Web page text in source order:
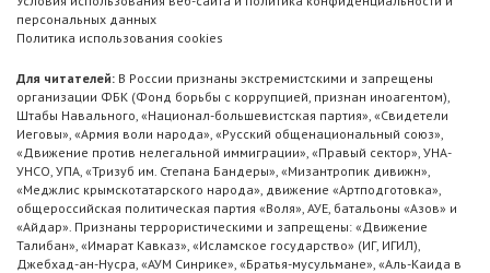
персональных данных
Политика использования cookies
Для читателей: В России признаны экстремистскими и запрещены
организации ФБК (Фонд борьбы с коррупцией, признан иноагентом),
Штабы Навального, «Национал-большевистская партия», «Свидетели
Иеговы», «Армия воли народа», «Русский общенациональный союз»,
«Движение против нелегальной иммиграции», «Правый сектор», УНА-
УНСО, УПА, «Тризуб им. Степана Бандеры», «Мизантропик дивижн»,
«Меджлис крымскотатарского народа», движение «Артподготовка»,
общероссийская политическая партия «Воля», АУЕ, батальоны «Азов» и
«Айдар». Признаны террористическими и запрещены: «Движение
Талибан», «Имарат Кавказ», «Исламское государство» (ИГ, ИГИЛ),
Джебхад-ан-Нусра, «АУМ Синрике», «Братья-мусульмане», «Аль-Каида в